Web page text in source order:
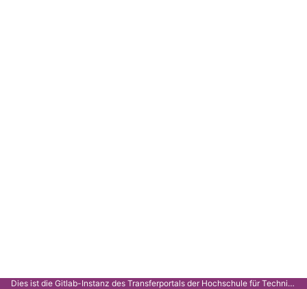
Dies ist die Gitlab-Instanz des Transferportals der Hochschule für Technik Stuttgart.